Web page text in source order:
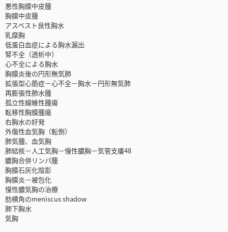
悪性胸膜中皮腫
胸膜中皮腫
アスベスト良性胸水
乳糜胸
低蛋白血症による胸水漏出
腎不全（透析中）
心不全による胸水
胸膜炎後の円形無気肺
拡張型心筋症－心不全－胸水－円形無気肺
再膨張性肺水腫
孤立性線維性腫瘍
転移性胸膜腫瘍
右胸水の好発
外傷性血気胸（転倒）
肺気腫、血気胸
肺結核－人工気胸－慢性膿胸－気管支瘻48
膿胸合併リンパ腫
胸膜石灰化陰影
胸膜炎－被包化
慢性膿気胸の治療
肋横角のmeniscus shadow
肺下胸水
気胸